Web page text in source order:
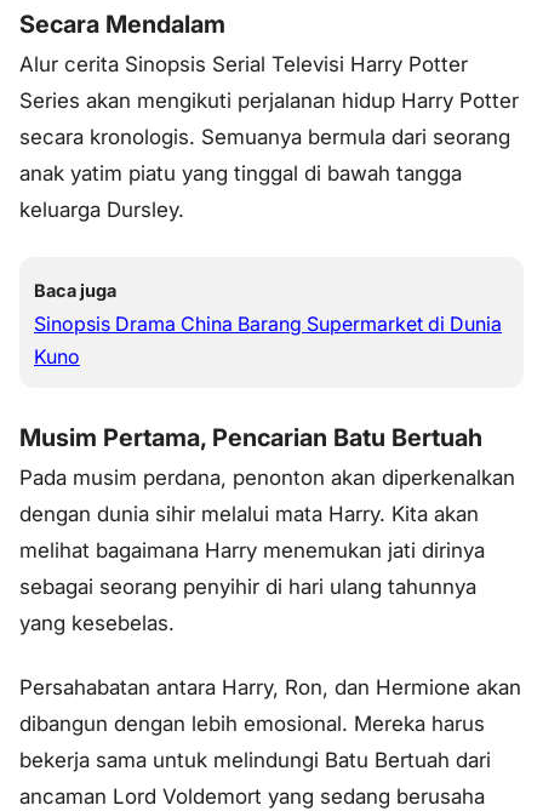
Secara Mendalam
Alur cerita Sinopsis Serial Televisi Harry Potter
Series akan mengikuti perjalanan hidup Harry Potter
secara kronologis. Semuanya bermula dari seorang
anak yatim piatu yang tinggal di bawah tangga
keluarga Dursley.
Baca juga
Sinopsis Drama China Barang Supermarket di Dunia
Kuno
Musim Pertama, Pencarian Batu Bertuah
Pada musim perdana, penonton akan diperkenalkan
dengan dunia sihir melalui mata Harry. Kita akan
melihat bagaimana Harry menemukan jati dirinya
sebagai seorang penyihir di hari ulang tahunnya
yang kesebelas.
Persahabatan antara Harry, Ron, dan Hermione akan
dibangun dengan lebih emosional. Mereka harus
bekerja sama untuk melindungi Batu Bertuah dari
ancaman Lord Voldemort yang sedang berusaha